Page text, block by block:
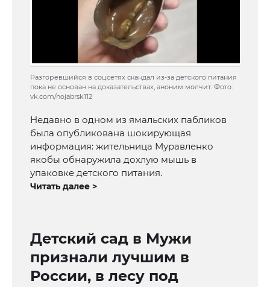
Разгоревшийся в соцсетях скандал из-за детского питания
пока не основан на доказательствах, аноним молчит. Фото:
vk.com/nojabrsk112
Недавно в одном из ямальских пабликов
была опубликована шокирующая
информация: жительница Муравленко
якобы обнаружила дохлую мышь в
упаковке детского питания.
Читать далее >
Детский сад в Мужи
признали лучшим в
России, в лесу под